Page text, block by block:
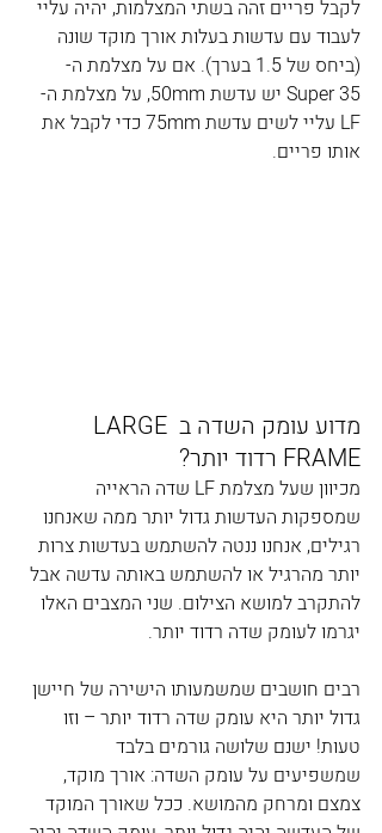
לקבל פריים זהה בשתי המצלמות, יהיה עליי
לעבוד עם עדשות בעלות אורך מוקד שונה
(ביחס של 1.5 בערך). אם על מצלמת ה-
Super 35 יש עדשת 50mm, על מצלמת ה-
LF עליי לשים עדשת 75mm כדי לקבל את
אותו פריים.
מדוע עומק השדה ב LARGE
FRAME רדוד יותר?
מכיוון שעל מצלמת LF שדה הראייה
שמספקות העדשות גדול יותר ממה שאנחנו
רגילים, אנחנו ננטה להשתמש בעדשות צרות
יותר מהרגיל או להשתמש באותה עדשה אבל
להתקרב למושא הצילום. שני המצבים האלו
יגרמו לעומק שדה רדוד יותר.
רבים חושבים שמשמעותו הישירה של חיישן
גדול יותר היא עומק שדה רדוד יותר – וזו
טעות! ישנם שלושה גורמים בלבד
שמשפיעים על עומק השדה: אורך מוקד,
צמצם ומרחק מהמושא. ככל שאורך המוקד